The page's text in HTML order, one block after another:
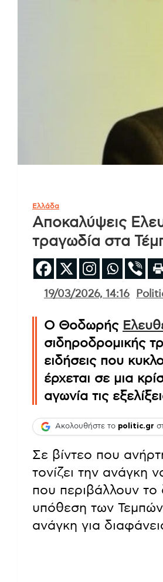
Ελλάδα
Αποκαλύψεις
τραγωδία στα
19/03/2026, 14:16
Ο Θοδωρής
σιδηροδρομικής
ειδήσεις που
έρχεται σε μια
αγωνία τις
Ακολουθήστε το politic.gr
Σε βίντεο που
τονίζει την ανάγκη
που περιβάλλουν το
υπόθεση των Τεμπών
ανάγκη για